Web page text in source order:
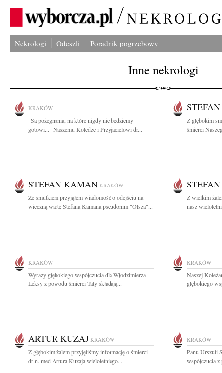
Nekrologi Odeszli Poradnik pogrzebowy
Inne nekrologi
KRAKÓW
"Są pożegnania, na które nigdy nie będziemy
gotowi..." Naszemu Koledze i Przyjacielowi dr...
Z głębokim
śmierci
STEFAN KAMAN KRAKÓW
Ze smutkiem przyjąłem wiadomość o odejściu na
wieczną wartę Stefana Kamana pseudonim "Olsza"...
Z wielkim
nasz
KRAKÓW
Wyrazy głębokiego współczucia dla Włodzimierza
Leksy z powodu śmierci Taty składają...
KRAKÓW
Naszej
głębokiego
ARTUR KUZAJ KRAKÓW
Z głębokim żalem przyjęliśmy informację o śmierci
dr n. med Artura Kuzaja wieloletniego...
KRAKÓW
Panu Urszuli
współczucia